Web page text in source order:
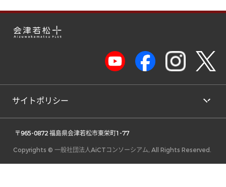
サイトポリシー
〒965-0872 福島県会津若松市東栄町1-77
Copyrights © 一般社団法人AiCTコンソーシアム, All Rights Reserved.